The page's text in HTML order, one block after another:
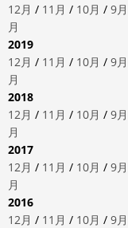
12月 / 11月 / 10月 / 9月
月
2019
12月 / 11月 / 10月 / 9月
月
2018
12月 / 11月 / 10月 / 9月
月
2017
12月 / 11月 / 10月 / 9月
月
2016
12月 / 11月 / 10月 / 9月